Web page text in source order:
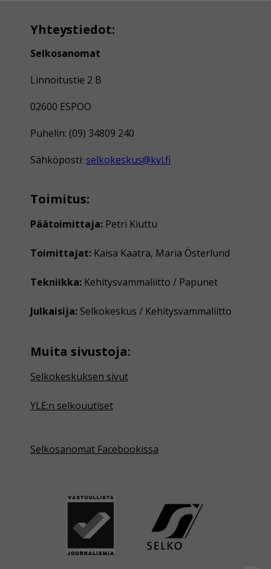
Yhteystiedot:
Selkosanomat
Linnoitustie 2 B
02600 ESPOO
Puhelin: (09) 34809 240
Sähköposti: selkokeskus@kvl.fi
Toimitus:
Päätoimittaja: Petri Kiuttu
Toimittajat: Kaisa Kaatra, Maria Österlund
Tekniikka: Kehitysvammaliitto / Papunet
Julkaisija: Selkokeskus / Kehitysvammaliitto
Muita sivustoja:
Selkokeskuksen sivut
YLE:n selkouutiset
Selkosanomat Facebookissa